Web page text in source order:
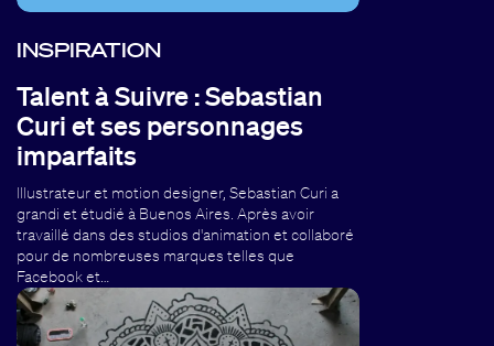
INSPIRATION
Talent à Suivre : Sebastian
Curi et ses personnages
imparfaits
Illustrateur et motion designer, Sebastian Curi a
grandi et étudié à Buenos Aires. Après avoir
travaillé dans des studios d'animation et collaboré
pour de nombreuses marques telles que
Facebook et…